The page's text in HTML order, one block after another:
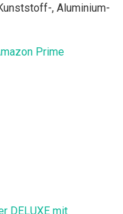
, Aluminium-
DELUXE mit